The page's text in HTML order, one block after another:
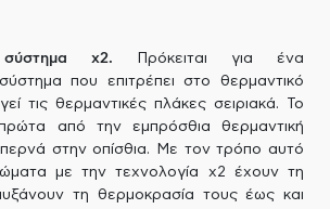
σύστημα x2. Πρόκειται για ένα
που επιτρέπει στο θερμαντικό
τις θερμαντικές πλάκες σειριακά. Το
από την εμπρόσθια θερμαντική
περνά στην οπίσθια. Με τον τρόπο αυτό
με την τεχνολογία x2 έχουν τη
τη θερμοκρασία τους έως και